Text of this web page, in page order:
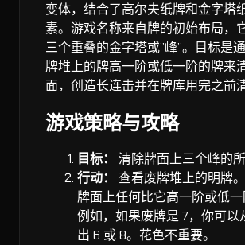
变体，结合了高尔夫纸牌和金字塔
素。游戏名称来自牌的初始布局，
三个重叠的金字塔或”峰”。目标是
牌堆上的牌高一阶或低一阶的牌来
面，创造长连击并在牌库用完之前
游戏策略与攻略
目标：
清除牌面上三个峰的所
行动：
查看废牌堆上的明牌
牌面上任何比它高一阶或低一
例如，如果废牌是 7，你可以
出 6 或 8。花色不重要。